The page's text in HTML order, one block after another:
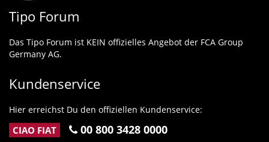
Tipo Forum
Das Tipo Forum ist KEIN offizielles Angebot der FCA Group
Germany AG.
Kundenservice
Hier erreichst Du den offiziellen Kundenservice:
CIAO FIAT 00 800 3428 0000